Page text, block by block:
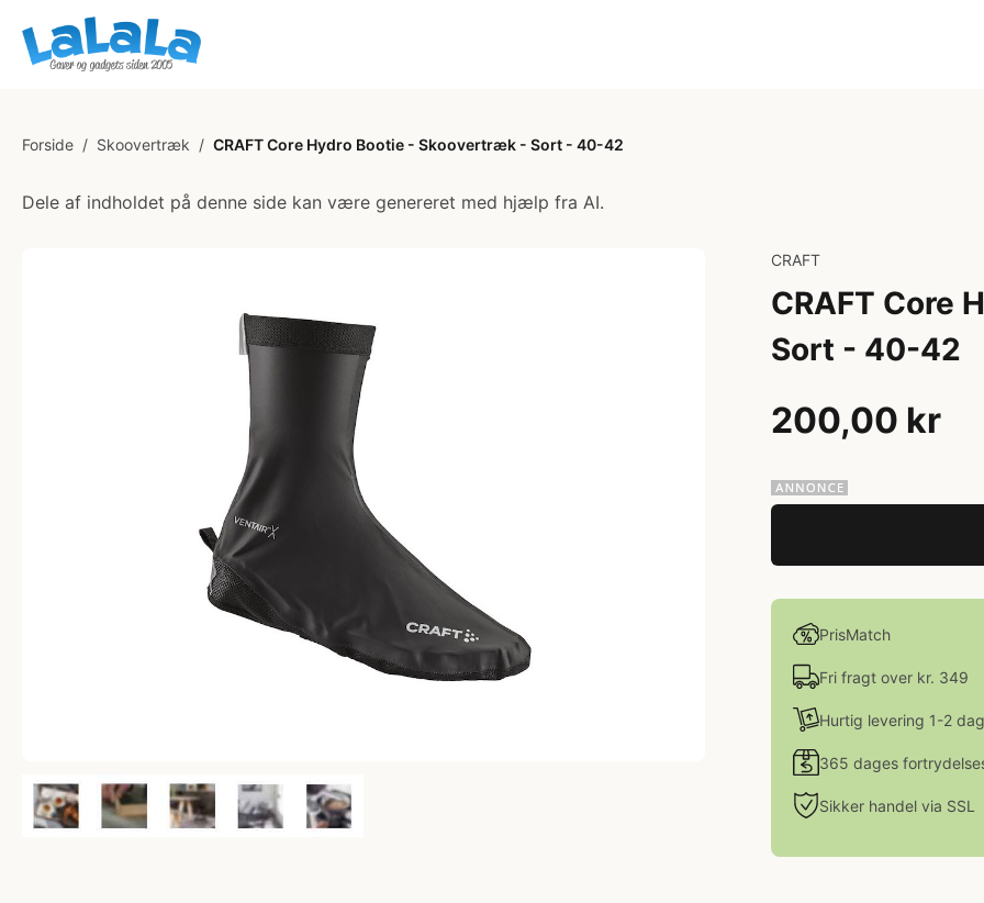
Forside / Skoovertræk / CRAFT Core Hydro Bootie - Skoovertræk - Sort - 40-42
Dele af indholdet på denne side kan være genereret med hjælp fra AI.
CRAFT
CRAFT Core
Sort - 40-42
200,00 kr
PrisMatch
Fri fragt over kr. 349
Hurtig levering 1-2
365 dages
Sikker handel via SSL